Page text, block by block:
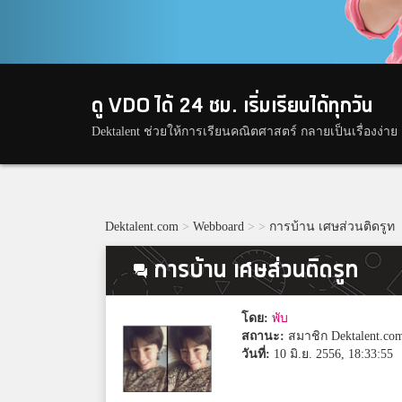
ดู VDO ได้ 24 ชม. เริ่มเรียนได้ทุกวัน
Dektalent ช่วยให้การเรียนคณิตศาสตร์ กลายเป็นเรื่องง่าย
Dektalent.com > Webboard > > การบ้าน เศษส่วนติดรูท
การบ้าน เศษส่วนติดรูท
โดย: พับ
สถานะ: สมาชิก
วันที่: 10 มิ.ย. 2556, 18:33:55